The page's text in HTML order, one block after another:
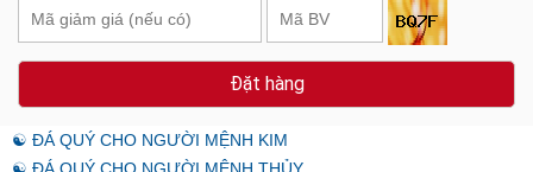
Đặt hàng
☯ ĐÁ QUÝ CHO NGƯỜI MỆNH KIM